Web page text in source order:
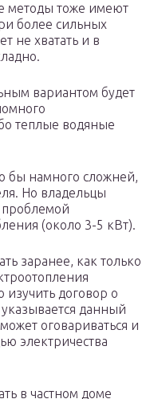
методы тоже имеют
более сильных
не хватать и в
вариантом будет
теплые водяные
бы намного сложней,
Но владельцы
проблемой
(около 3-5 кВт).
заранее, как только
договор о
данный
оговариваться и
электричества
в частном доме